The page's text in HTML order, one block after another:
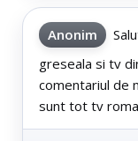
Anonim
greseala si tv
comentariul de
sunt tot tv